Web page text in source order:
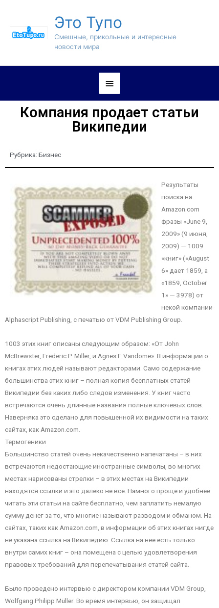
Это Тупо
Смешные, прикольные и интересные
новости мира
Компания продает статьи
Википедии
Рубрика: Бизнес
Результаты
поиска на
Amazon.com
фразы «June 9,
2009» (9 июня,
2009) — 1009
«книг» («August
6» дает 1859, а
«1859, October
1» — 3978) от
некой компании
Alphascript Publishing, с печатью от VDM Publishing Group.
1003 этих книг описаны следующим образом: «От John
McBrewster, Frederic P. Miller, и Agnes F. Vandome». В информации о
книгах этих людей называют редакторами. Само содержание
большинства этих книг – полная копия бесплатных статей
Википедии без каких либо следов изменения. У книг часто
встречаются очень длинные названия полные ключевых слов.
Наверняка это сделано для повышенной их видимости на таких
сайтах, как Amazon.com.
Термогеники
Большинство статей очень некачественно напечатаны – в них
встречаются недостающие иностранные символы, во многих
местах нарисованы стрелки – в этих местах на Википедии
находятся ссылки и это далеко не все. Намного проще и удобнее
читать эти статьи на сайте бесплатно, чем заплатить немалую
сумму денег за то, что многие называют разводом и обманом. На
сайтах, таких как Amazon.com, в информации об этих книгах нигде
не указана ссылка на Википедию. Ссылка на нее есть только
внутри самих книг – она помещена с целью удовлетворения
правовых требований для перепечатывания статей сайта.
Было проведено интервью с директором компании VDM Group,
Wolfgang Philipp Müller. Во время интервью, он защищал